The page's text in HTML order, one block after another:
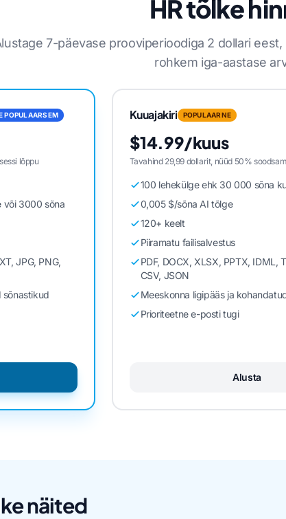
HR tõlke
7-päevase prooviperioodiga 2 dollari
rohkem iga-aastase
POPULAARSEM
lõppu
või 3000 sõna
JPG, PNG,
sõnastikud
Kuuajakiri POPULAARNE
$14.99/kuus
Tavahind 29,99 dollarit, nüüd 50% soodsam
100 lehekülge ehk 30 000 sõna
0,005 $/sõna AI tõlge
120+ keelt
Piiramatu failisalvestus
PDF, DOCX, XLSX, PPTX, IDML,
CSV, JSON
Meeskonna ligipääs ja
Prioriteetne e-posti tugi
Alusta
näited